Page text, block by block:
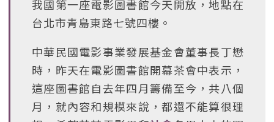
我國第一座電影圖書館今天開放，地點在
台北市青島東路七號四樓。
中華民國電影事業發展基金會董事長丁懋
時，昨天在電影圖書館開幕茶會中表示，
這座圖書館自去年四月籌備至今，共八個
月，就內容和規模來說，都還不能算很理